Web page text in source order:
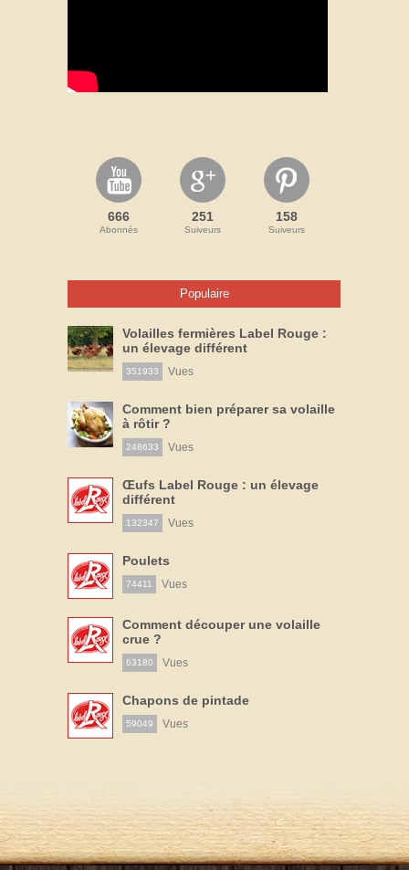
666
Abonnés
251
Suiveurs
158
Suiveurs
Populaire
Volailles fermières Label Rouge :
un élevage différent
351933 Vues
Comment bien préparer sa volaille
à rôtir ?
248633 Vues
Œufs Label Rouge : un élevage
différent
132347 Vues
Poulets
74411 Vues
Comment découper une volaille
crue ?
63180 Vues
Chapons de pintade
59049 Vues